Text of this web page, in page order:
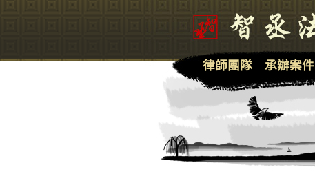
律師團隊 承辦案件